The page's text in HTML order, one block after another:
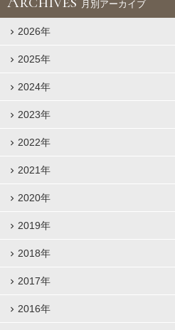
月別アーカイブ
2026年
2025年
2024年
2023年
2022年
2021年
2020年
2019年
2018年
2017年
2016年